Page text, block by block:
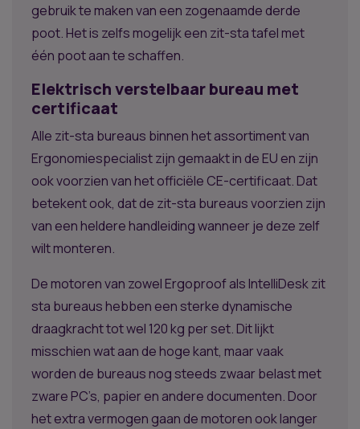
gebruik te maken van een zogenaamde derde
poot. Het is zelfs mogelijk een zit-sta tafel met
één poot aan te schaffen.
Elektrisch verstelbaar bureau met
certificaat
Alle zit-sta bureaus binnen het assortiment van
Ergonomiespecialist zijn gemaakt in de EU en zijn
ook voorzien van het officiële CE-certificaat. Dat
betekent ook, dat de zit-sta bureaus voorzien zijn
van een heldere handleiding wanneer je deze zelf
wilt monteren.
De motoren van zowel Ergoproof als IntelliDesk zit
sta bureaus hebben een sterke dynamische
draagkracht tot wel 120 kg per set. Dit lijkt
misschien wat aan de hoge kant, maar vaak
worden de bureaus nog steeds zwaar belast met
zware PC’s, papier en andere documenten. Door
het extra vermogen gaan de motoren ook langer